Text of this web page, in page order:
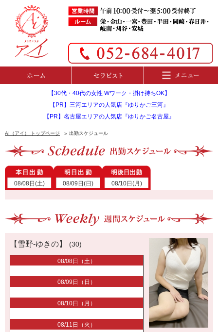
【30代・40代の女性 Wワーク・掛け持ちOK】
【PR】三河エリアの人気店『ゆりかご三河』
【PR】名古屋エリアの人気店『ゆりかご名古屋』
AI（アイ） トップページ 出勤スケジュール
08/08日(土) 08/09日(日) 08/10日(月)
【雪野-ゆきの】 (30)
08/08日（土）
08/09日（日）
08/10日（月）
08/11日（火）